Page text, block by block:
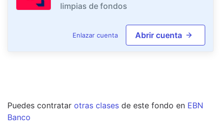
limpias de fondos
Enlazar cuenta Abrir cuenta
Puedes contratar otras clases de este fondo en EBN
Banco